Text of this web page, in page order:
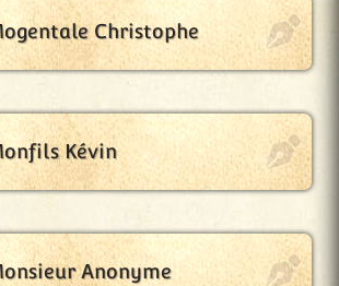
Christophe
Kévin
Anonyme